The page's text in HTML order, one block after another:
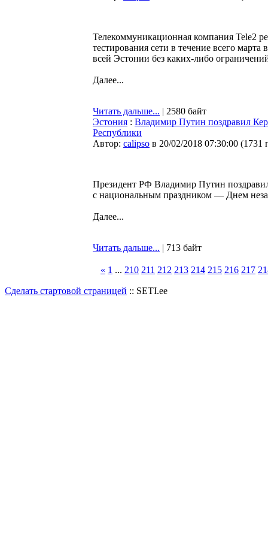
Телекоммуникационная компания Tele2
тестирования сети в течение всего
всей Эстонии без каких-либо
Далее...
Читать дальше... | 2580 байт
Эстония : Владимир Путин поздравил
Республики
Автор: calipso в 20/02/2018 07:30:00 (1731
Президент РФ Владимир Путин
с национальным праздником — Днем
Далее...
Читать дальше... | 713 байт
« 1 ... 210 211 212 213 214 215 216 217
Сделать стартовой страницей :: SETI.ee